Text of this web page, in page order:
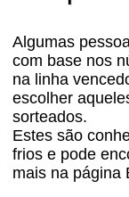
Algumas
com base nos
na linha
escolher
sorteados.
Estes são
frios e pode
mais na página